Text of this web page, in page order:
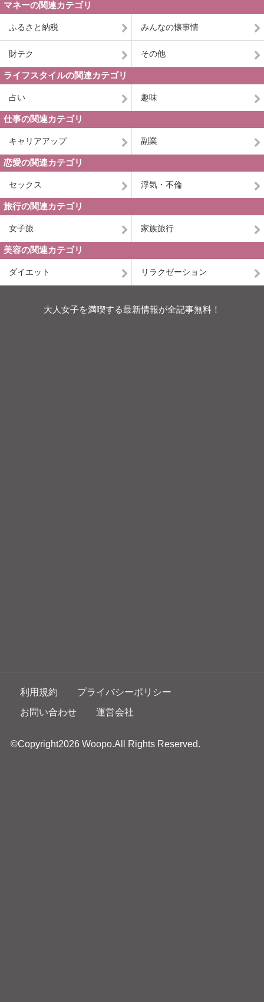
マネーの関連カテゴリ
ふるさと納税 みんなの懐事情
財テク その他
ライフスタイルの関連カテゴリ
占い 趣味
仕事の関連カテゴリ
キャリアアップ 副業
恋愛の関連カテゴリ
セックス 浮気・不倫
旅行の関連カテゴリ
女子旅 家族旅行
美容の関連カテゴリ
ダイエット リラクゼーション
大人女子を満喫する最新情報が全記事無料！
利用規約
プライバシーポリシー
お問い合わせ
運営会社
©Copyright2026 Woopo.All Rights Reserved.